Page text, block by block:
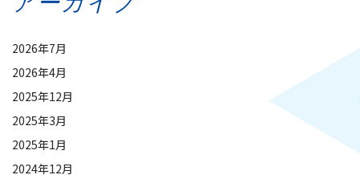
2026年7月
2026年4月
2025年12月
2025年3月
2025年1月
2024年12月